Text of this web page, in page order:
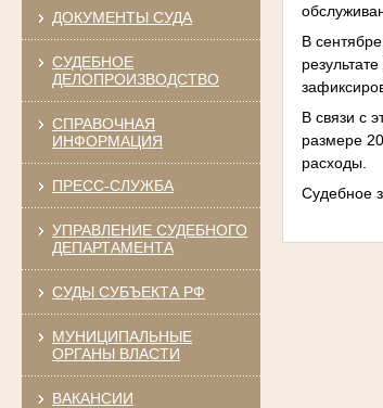
ДОКУМЕНТЫ СУДА
СУДЕБНОЕ
ДЕЛОПРОИЗВОДСТВО
СПРАВОЧНАЯ
ИНФОРМАЦИЯ
ПРЕСС-СЛУЖБА
УПРАВЛЕНИЕ СУДЕБНОГО
ДЕПАРТАМЕНТА
СУДЫ СУБЪЕКТА РФ
МУНИЦИПАЛЬНЫЕ
ОРГАНЫ ВЛАСТИ
ВАКАНСИИ
В
В связи с
размере
расходы.
Судебное